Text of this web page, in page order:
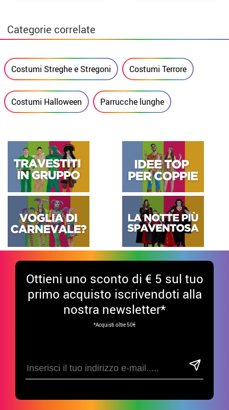
Categorie correlate
Costumi Streghe e Stregoni Costumi Terrore
Costumi Halloween Parrucche lunghe
Ottieni uno sconto di € 5 sul tuo
primo acquisto iscrivendoti alla
nostra newsletter*
*Acquisti oltre 50€